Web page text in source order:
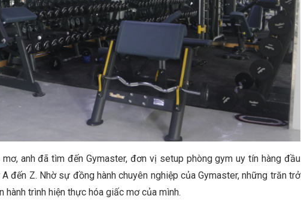
anh đã tìm đến Gymaster, đơn vị setup phòng gym uy tín hàng đầu
đến Z. Nhờ sự đồng hành chuyên nghiệp của Gymaster, những trăn trở
trình hiện thực hóa giấc mơ của mình.